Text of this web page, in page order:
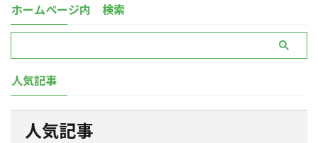
ホームページ内 検索
人気記事
人気記事